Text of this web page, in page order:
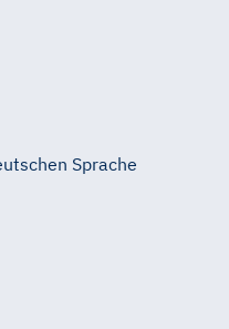
Sprache